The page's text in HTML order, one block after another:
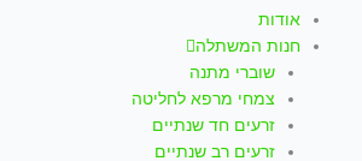
e
b
t
u
t
a
אודות
חנות המשתלה
שוברי מתנה
צמחי מרפא לחליטה
זרעים חד שנתיים
זרעים רב שנתיים